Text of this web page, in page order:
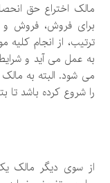
مالک اختراع حق
برای فروش، فروش و
ترتیب، از انجام کلیه
به عمل می آید و
می شود. البته به
را شروع کرده باشد تا
از سوی دیگر مالک